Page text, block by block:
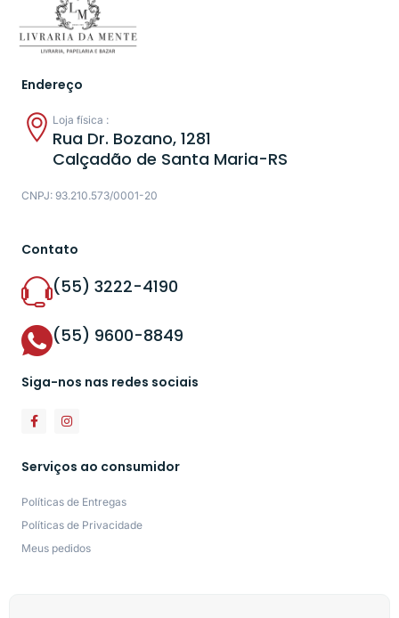
Endereço
Loja física :
Rua Dr. Bozano, 1281
Calçadão de Santa Maria-RS
CNPJ: 93.210.573/0001-20
Contato
(55) 3222-4190
(55) 9600-8849
Siga-nos nas redes sociais
Serviços ao consumidor
Políticas de Entregas
Políticas de Privacidade
Meus pedidos